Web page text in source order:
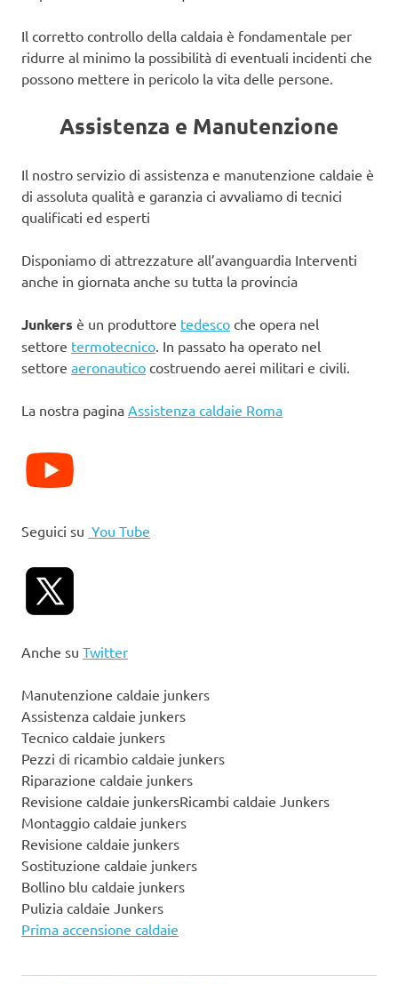
Il corretto controllo della caldaia è fondamentale per
ridurre al minimo la possibilità di eventuali incidenti che
possono mettere in pericolo la vita delle persone.
Assistenza e Manutenzione
Il nostro servizio di assistenza e manutenzione caldaie è
di assoluta qualità e garanzia ci avvaliamo di tecnici
qualificati ed esperti
Disponiamo di attrezzature all’avanguardia Interventi
anche in giornata anche su tutta la provincia
Junkers è un produttore tedesco che opera nel
settore termotecnico . In passato ha operato nel
settore aeronautico costruendo aerei militari e civili.
La nostra pagina Assistenza caldaie Roma
Seguici su You Tube
Anche su Twitter
Manutenzione caldaie junkers
Assistenza caldaie junkers
Tecnico caldaie junkers
Pezzi di ricambio caldaie junkers
Riparazione caldaie junkers
Revisione caldaie junkersRicambi caldaie Junkers
Montaggio caldaie junkers
Revisione caldaie junkers
Sostituzione caldaie junkers
Bollino blu caldaie junkers
Pulizia caldaie Junkers
Prima accensione caldaie